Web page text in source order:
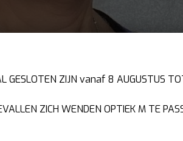
GESLOTEN ZIJN vanaf 8 AUGUSTUS
ZICH WENDEN OPTIEK M TE